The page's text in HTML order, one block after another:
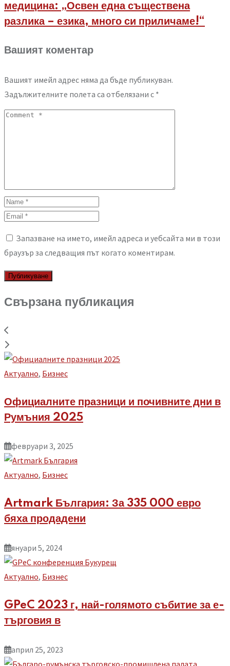
медицина: „Освен една съществена
разлика – езика, много си приличаме!“
Вашият коментар
Вашият имейл адрес няма да бъде публикуван.
Задължителните полета са отбелязани с *
Запазване на името, имейл адреса и уебсайта ми в този
браузър за следващия път когато коментирам.
Свързана публикация
Aктуално, Бизнес
Официалните празници и почивните дни в
Румъния 2025
февруари 3, 2025
Aктуално, Бизнес
Artmark България: За 335 000 евро
бяха продадени
януари 5, 2024
Aктуално, Бизнес
GPeC 2023 г, най-голямото събитие за е-
търговия в
април 25, 2023